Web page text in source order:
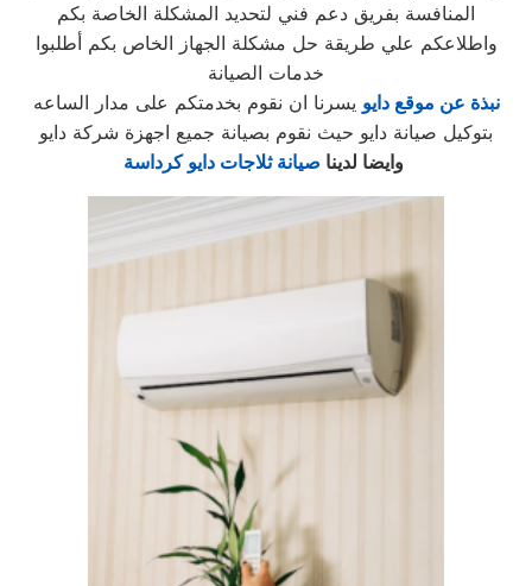
المنافسة بفريق دعم فني لتحديد المشكلة الخاصة بكم
واطلاعكم علي طريقة حل مشكلة الجهاز الخاص بكم أطلبوا
خدمات الصيانة
نبذة عن موقع دايو يسرنا ان نقوم بخدمتكم على مدار الساعه
بتوكيل صيانة دايو حيث نقوم بصيانة جميع اجهزة شركة دايو
وايضا لدينا صيانة ثلاجات دايو كرداسة